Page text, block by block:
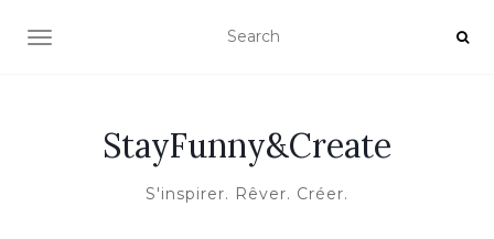
OUVRIR/FERMER LA NAVIGATION
StayFunny&Create
S'inspirer. Rêver. Créer.